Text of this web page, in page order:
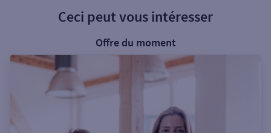
Ceci peut vous intéresser
Offre du moment